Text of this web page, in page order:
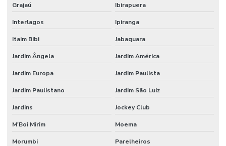
AUTOMAÇÃO
RESIDENCIAL
CORTINAS
AUTOMAÇÃO
RESIDENCIAL
DF
AUTOMAÇÃO
RESIDENCIAL
DOMOTICA
AUTOMAÇÃO
RESIDENCIAL
PARA
ECONOMIA DE
ENERGIA
Grajaú Ibirapuera
Interlagos Ipiranga
Itaim Bibi Jabaquara
Jardim Ângela Jardim América
Jardim Europa Jardim Paulista
Jardim Paulistano Jardim São Luiz
Jardins Jockey Club
M'Boi Mirim Moema
Morumbi Parelheiros